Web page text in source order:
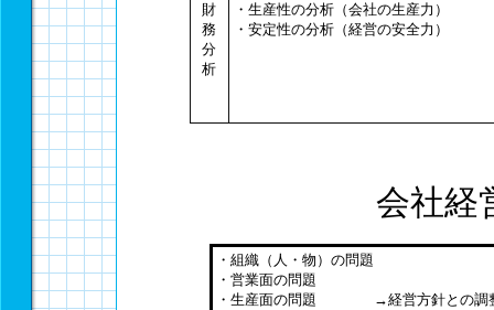
財
務
分
析
・生産性の分析（会社の生産力）
・安定性の分析（経営の安全力）
会社経
・組織（人・物）の問題
・営業面の問題
・生産面の問題 →経営方針との調